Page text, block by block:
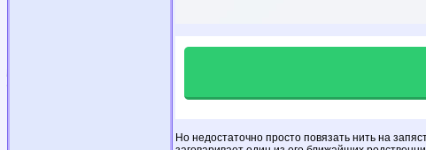
Но недостаточно просто повязать нить на